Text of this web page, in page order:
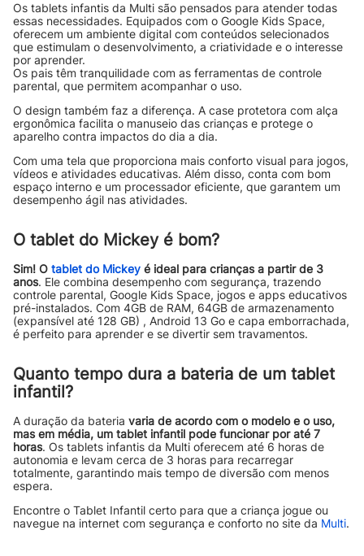
Os tablets infantis da Multi são pensados para atender todas
essas necessidades. Equipados com o Google Kids Space,
oferecem um ambiente digital com conteúdos selecionados
que estimulam o desenvolvimento, a criatividade e o interesse
por aprender.
Os pais têm tranquilidade com as ferramentas de controle
parental, que permitem acompanhar o uso.
O design também faz a diferença. A case protetora com alça
ergonômica facilita o manuseio das crianças e protege o
aparelho contra impactos do dia a dia.
Com uma tela que proporciona mais conforto visual para jogos,
vídeos e atividades educativas. Além disso, conta com bom
espaço interno e um processador eficiente, que garantem um
desempenho ágil nas atividades.
O tablet do Mickey é bom?
Sim! O tablet do Mickey é ideal para crianças a partir de 3
anos. Ele combina desempenho com segurança, trazendo
controle parental, Google Kids Space, jogos e apps educativos
pré-instalados. Com 4GB de RAM, 64GB de armazenamento
(expansível até 128 GB) , Android 13 Go e capa emborrachada,
é perfeito para aprender e se divertir sem travamentos.
Quanto tempo dura a bateria de um tablet
infantil?
A duração da bateria varia de acordo com o modelo e o uso,
mas em média, um tablet infantil pode funcionar por até 7
horas. Os tablets infantis da Multi oferecem até 6 horas de
autonomia e levam cerca de 3 horas para recarregar
totalmente, garantindo mais tempo de diversão com menos
espera.
Encontre o Tablet Infantil certo para que a criança jogue ou
navegue na internet com segurança e conforto no site da Multi.